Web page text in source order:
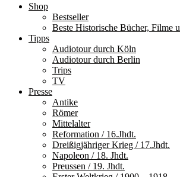
Shop
Bestseller
Beste Historische Bücher, Filme
Tipps
Audiotour durch Köln
Audiotour durch Berlin
Trips
TV
Presse
Antike
Römer
Mittelalter
Reformation / 16.Jhdt.
Dreißigjähriger Krieg / 17.Jhdt.
Napoleon / 18. Jhdt.
Preussen / 19. Jhdt.